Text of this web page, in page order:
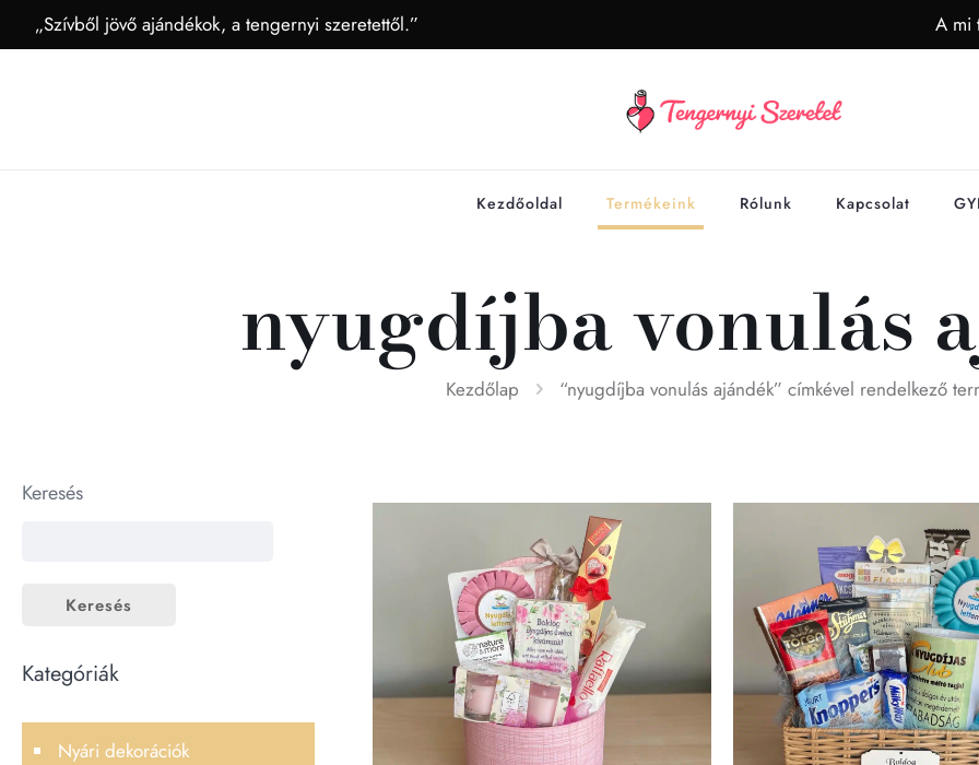
„Szívből jövő ajándékok, a tengernyi szeretettől.” A mi
Kezdőoldal Termékeink Rólunk Kapcsolat
nyugdíjba vonulás
Kezdőlap “nyugdíjba vonulás ajándék” címkével rendelkező
Keresés
Keresés
Kategóriák
Nyári dekorációk